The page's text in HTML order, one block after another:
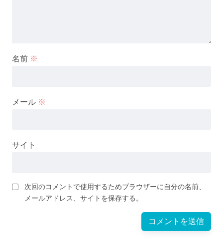
名前 ※
メール ※
サイト
次回のコメントで使用するためブラウザーに自分の名前、
メールアドレス、サイトを保存する。